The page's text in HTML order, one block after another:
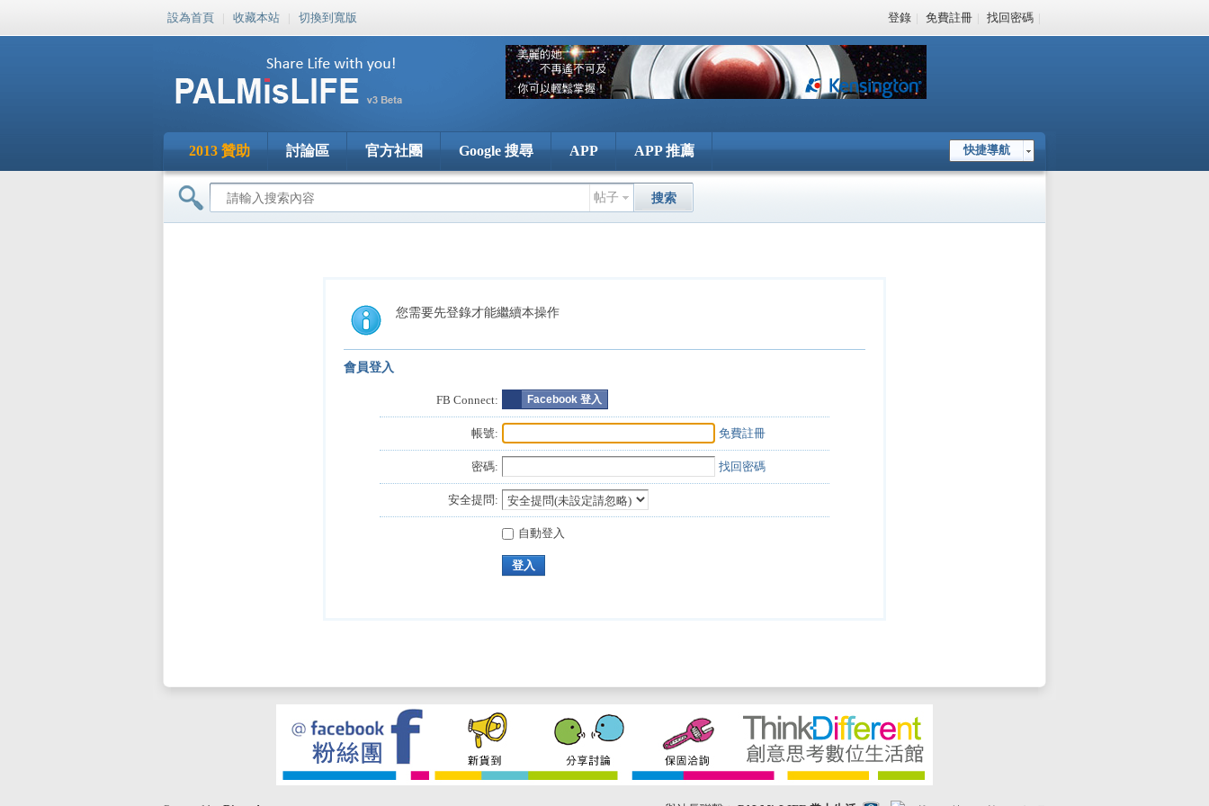
設為首頁 | 收藏本站 | 切換到寬版 登錄 | 免費註冊 | 找回密碼 |
快捷導航
2013 贊助 討論區 官方社團 Google 搜尋 APP APP 推薦
帖子 搜索
您需要先登錄才能繼續本操作
會員登入
FB Connect: Facebook 登入
帳號: 免費註冊
密碼: 找回密碼
安全提問:
自動登入
登入